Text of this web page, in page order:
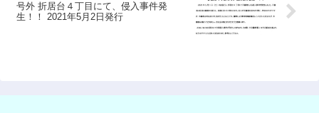
号外 折居台４丁目にて、侵入事件発
生！！ 2021年5月2日発行